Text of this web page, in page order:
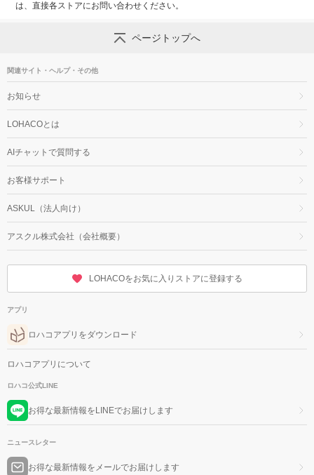
は、直接各ストアにお問い合わせください。
ページトップへ
関連サイト・ヘルプ・その他
お知らせ
LOHACOとは
AIチャットで質問する
お客様サポート
ASKUL（法人向け）
アスクル株式会社（会社概要）
LOHACOをお気に入りストアに登録する
アプリ
ロハコアプリをダウンロード
ロハコアプリについて
ロハコ公式LINE
お得な最新情報をLINEでお届けします
ニュースレター
お得な最新情報をメールでお届けします